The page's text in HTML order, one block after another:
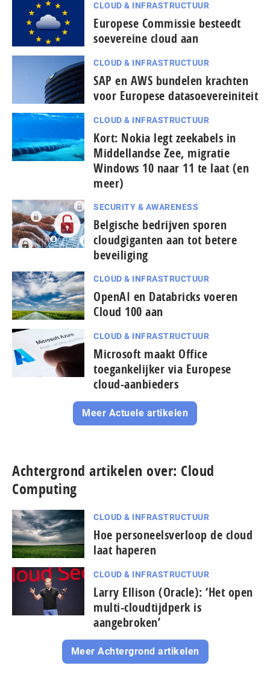
CLOUD & INFRASTRUCTUUR
Europese Commissie besteedt
soevereine cloud aan
CLOUD & INFRASTRUCTUUR
SAP en AWS bundelen krachten
voor Europese datasoevereiniteit
CLOUD & INFRASTRUCTUUR
Kort: Nokia legt zeekabels in
Middellandse Zee, migratie
Windows 10 naar 11 te laat (en
meer)
SECURITY & AWARENESS
Belgische bedrijven sporen
cloudgiganten aan tot betere
beveiliging
CLOUD & INFRASTRUCTUUR
OpenAI en Databricks voeren
Cloud 100 aan
CLOUD & INFRASTRUCTUUR
Microsoft maakt Office
toegankelijker via Europese
cloud-aanbieders
Meer Actuele artikelen
Achtergrond artikelen over: Cloud
Computing
CLOUD & INFRASTRUCTUUR
Hoe personeelsverloop de cloud
laat haperen
CLOUD & INFRASTRUCTUUR
Larry Ellison (Oracle): ‘Het open
multi-cloudtijdperk is
aangebroken’
Meer Achtergrond artikelen